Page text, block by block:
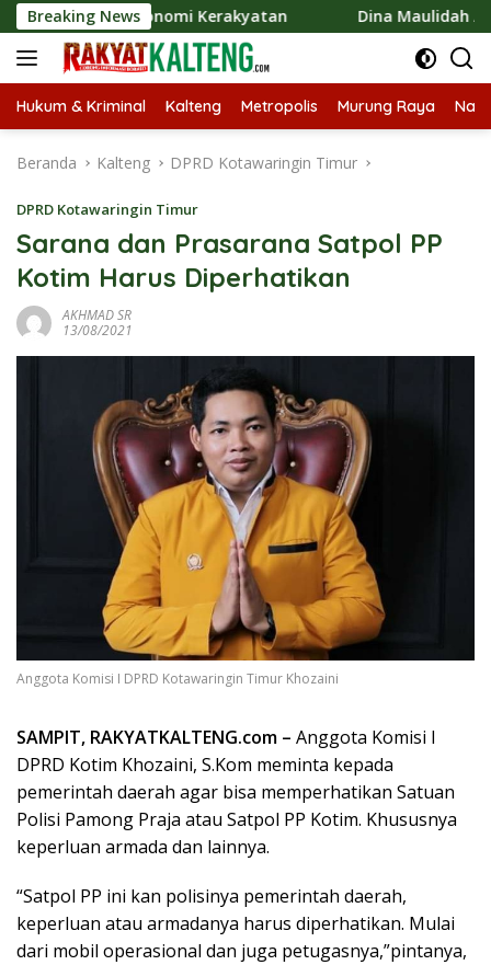
Langsung
ke
konten
Breaking News
Ekonomi Kerakyatan Dina Maulidah Apresiasi
Hukum & Kriminal Kalteng Metropolis Murung Raya
Beranda Kalteng DPRD Kotawaringin Timur
DPRD Kotawaringin Timur
Sarana dan Prasarana Satpol PP
Kotim Harus Diperhatikan
AKHMAD SR
13/08/2021
Anggota Komisi I DPRD Kotawaringin Timur Khozaini
SAMPIT, RAKYATKALTENG.com – Anggota Komisi I
DPRD Kotim Khozaini, S.Kom meminta kepada
pemerintah daerah agar bisa memperhatikan Satuan
Polisi Pamong Praja atau Satpol PP Kotim. Khususnya
keperluan armada dan lainnya.
“Satpol PP ini kan polisinya pemerintah daerah,
keperluan atau armadanya harus diperhatikan. Mulai
dari mobil operasional dan juga petugasnya,”pintanya,